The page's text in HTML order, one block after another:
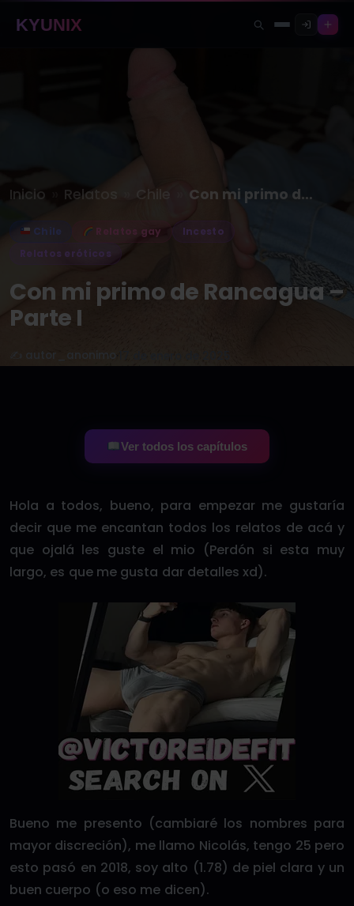
KYUNIX
Inicio Relatos Chile Con mi primo de Rancagua –…
Chile Relatos gay
Incesto
Relatos eróticos
Con mi primo de Rancagua –
Parte I
✍️ autor_anonimo 17 de enero de 2025
Ver todos los capítulos
Hola a todos, bueno, para empezar me gustaría
decir que me encantan todos los relatos de acá y
que ojalá les guste el mio (Perdón si esta muy
largo, es que me gusta dar detalles xd).
Bueno me presento (cambiaré los nombres para
mayor discreción), me llamo Nicolás, tengo 25 pero
esto pasó en 2018, soy alto (1.78) de piel clara y un
buen cuerpo (o eso me dicen).